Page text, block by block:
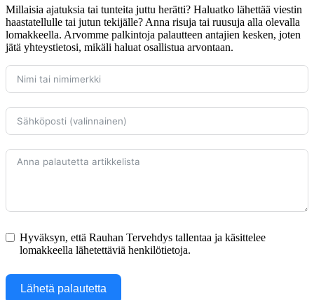
Millaisia ajatuksia tai tunteita juttu herätti? Haluatko lähettää viestin
haastatellulle tai jutun tekijälle? Anna risuja tai ruusuja alla olevalla
lomakkeella. Arvomme palkintoja palautteen antajien kesken, joten
jätä yhteystietosi, mikäli haluat osallistua arvontaan.
Hyväksyn, että Rauhan Tervehdys tallentaa ja käsittelee
lomakkeella lähetettäviä henkilötietoja.
Lähetä palautetta